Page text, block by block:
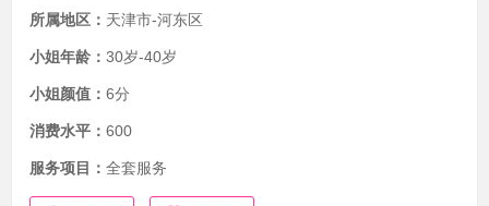
所属地区： 天津市-河东区
小姐年龄： 30岁-40岁
小姐颜值： 6分
消费水平： 600
服务项目： 全套服务